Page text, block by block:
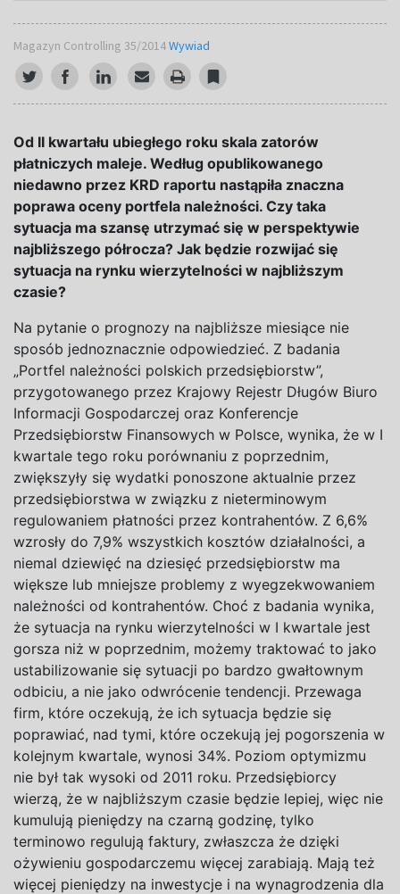
Magazyn Controlling 35/2014Wywiad
Od II kwartału ubiegłego roku skala zatorów
płatniczych maleje. Według opublikowanego
niedawno przez KRD raportu nastąpiła znaczna
poprawa oceny portfela należności. Czy taka
sytuacja ma szansę utrzymać się w perspektywie
najbliższego półrocza? Jak będzie rozwijać się
sytuacja na rynku wierzytelności w najbliższym
czasie?
Na pytanie o prognozy na najbliższe miesiące nie
sposób jednoznacznie odpowiedzieć. Z badania
„Portfel należności polskich przedsiębiorstw”,
przygotowanego przez Krajowy Rejestr Długów Biuro
Informacji Gospodarczej oraz Konferencje
Przedsiębiorstw Finansowych w Polsce, wynika, że w I
kwartale tego roku porównaniu z poprzednim,
zwiększyły się wydatki ponoszone aktualnie przez
przedsiębiorstwa w związku z nieterminowym
regulowaniem płatności przez kontrahentów. Z 6,6%
wzrosły do 7,9% wszystkich kosztów działalności, a
niemal dziewięć na dziesięć przedsiębiorstw ma
większe lub mniejsze problemy z wyegzekwowaniem
należności od kontrahentów. Choć z badania wynika,
że sytuacja na rynku wierzytelności w I kwartale jest
gorsza niż w poprzednim, możemy traktować to jako
ustabilizowanie się sytuacji po bardzo gwałtownym
odbiciu, a nie jako odwrócenie tendencji. Przewaga
firm, które oczekują, że ich sytuacja będzie się
poprawiać, nad tymi, które oczekują jej pogorszenia w
kolejnym kwartale, wynosi 34%. Poziom optymizmu
nie był tak wysoki od 2011 roku. Przedsiębiorcy
wierzą, że w najbliższym czasie będzie lepiej, więc nie
kumulują pieniędzy na czarną godzinę, tylko
terminowo regulują faktury, zwłaszcza że dzięki
ożywieniu gospodarczemu więcej zarabiają. Mają też
więcej pieniędzy na inwestycje i na wynagrodzenia dla